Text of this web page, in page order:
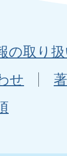
の取り
せ